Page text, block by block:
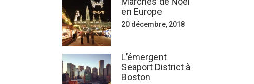
en Europe
20 décembre, 2018
L’émergent
Seaport District à
Boston